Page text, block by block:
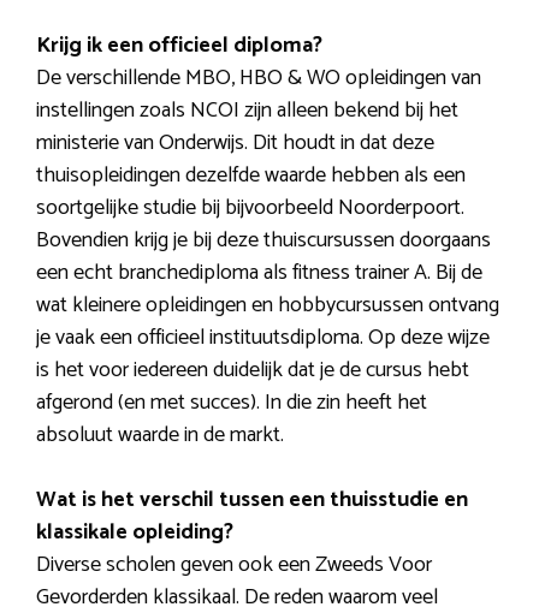
Krijg ik een officieel diploma?
De verschillende MBO, HBO & WO opleidingen van
instellingen zoals NCOI zijn alleen bekend bij het
ministerie van Onderwijs. Dit houdt in dat deze
thuisopleidingen dezelfde waarde hebben als een
soortgelijke studie bij bijvoorbeeld Noorderpoort.
Bovendien krijg je bij deze thuiscursussen doorgaans
een echt branchediploma als fitness trainer A. Bij de
wat kleinere opleidingen en hobbycursussen ontvang
je vaak een officieel instituutsdiploma. Op deze wijze
is het voor iedereen duidelijk dat je de cursus hebt
afgerond (en met succes). In die zin heeft het
absoluut waarde in de markt.
Wat is het verschil tussen een thuisstudie en
klassikale opleiding?
Diverse scholen geven ook een Zweeds Voor
Gevorderden klassikaal. De reden waarom veel